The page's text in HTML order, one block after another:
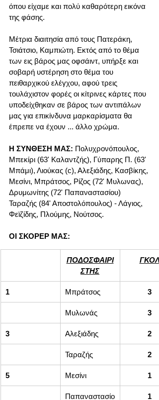
όπου είχαμε και πολύ καθαρότερη εικόνα
της φάσης.
Μέτρια διαιτησία από τους Πατεράκη,
Τσιάτσιο, Καμπιώτη. Εκτός από το θέμα
των εις βάρος μας οφσάιντ, υπήρξε και
σοβαρή υστέρηση στο θέμα του
πειθαρχικού ελέγχου, αφού τρεις
τουλάχιστον φορές οι κίτρινες κάρτες που
υποδείχθηκαν σε βάρος των αντιπάλων
μας για επικίνδυνα μαρκαρίσματα θα
έπρεπε να έχουν ... άλλο χρώμα.
Η ΣΥΝΘΕΣΗ ΜΑΣ: Πολυχρονόπουλος,
Μπεκίρι (63' Καλαντζής), Γύπαρης Π. (63'
Μπάμι), Λιούκας (c), Αλεξιάδης, Κασβίκης,
Μεσίνι, Μπράτσος, Ρίζος (72' Μυλωνας),
Δρυμωνίτης (72' Παπαναστασίου)
Ταραζής (84' Αποστολόπουλος) - Λάγιος,
Φεϊζίδης, Πλούμης, Νούτσος.
ΟΙ ΣΚΟΡΕΡ ΜΑΣ:
ΠΟΔΟΣΦΑΙΡΙ
ΣΤΗΣ
ΓΚΟΛ
1 Μπράτσος 3
Μυλωνάς 3
3 Αλεξιάδης 2
Ταραζής 2
5 Μεσίνι 1
Παπαναστασίο 1